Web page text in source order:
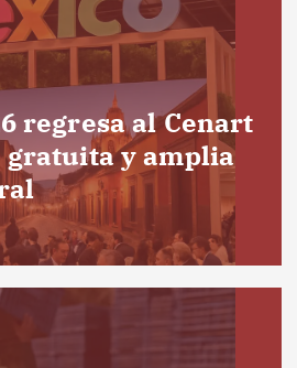
regresa al Cenart
gratuita y amplia